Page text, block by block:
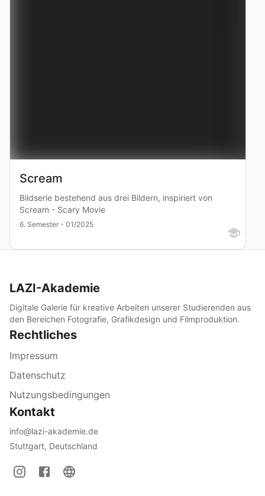
Scream
Bildserie bestehend aus drei Bildern, inspiriert von
Scream - Scary Movie
6. Semester - 01/2025
LAZI-Akademie
Digitale Galerie für kreative Arbeiten unserer Studierenden aus
den Bereichen Fotografie, Grafikdesign und Filmproduktion.
Rechtliches
Impressum
Datenschutz
Nutzungsbedingungen
Kontakt
info@lazi-akademie.de
Stuttgart, Deutschland